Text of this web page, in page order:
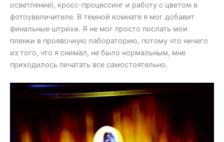
осветление), кросс-процессинг и работу с цветом в
фотоувеличителе. В темной комнате я мог добавит
финальные штрихи. Я не мог просто послать мои
пленки в проявочную лабораторию, потому что ничего
из того, что я снимал, не было нормальным, мне
приходилось печатать все самостоятельно.